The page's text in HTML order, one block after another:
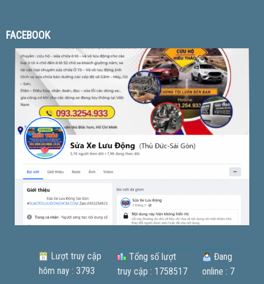
FACEBOOK
Lượt truy cập
hôm nay : 3793
Tổng số lượt
truy cập : 1758517
Đang
online : 7